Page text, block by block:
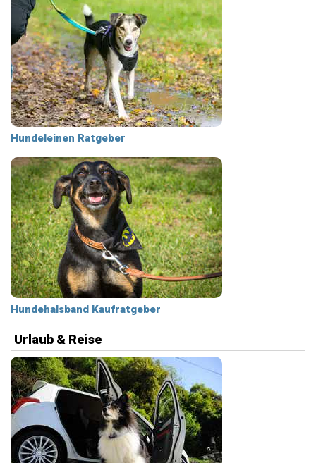
Hundeleinen Ratgeber
Hundehalsband Kaufratgeber
Urlaub & Reise